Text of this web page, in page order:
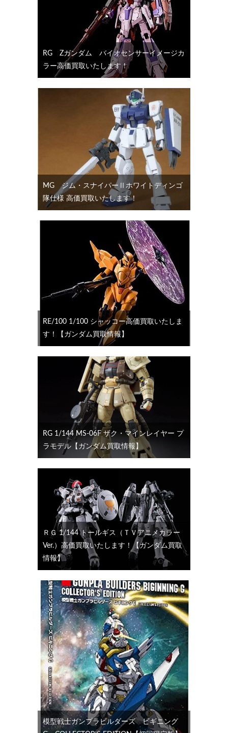
RG Ζガンダム バイオセンサーイメージカ
ラー高価買取いたします！
MG ジム・スナイパーⅡホワイトディンゴ
隊仕様 高価買取いたします！
RE/100 1/100 シャッコー高価買取いたしま
す！【ガンダム買取情報】
RG 1/144 MS-06F ザク・マインレイヤー プ
ラモデル【ガンダム買取情報】
ＲＧ 1/144 トールギス（ＴＶアニメカラー
Ver.）高価買取いたします！【ガンダム買取
情報】
模型戦士ガンプラビルダーズ ビギニング